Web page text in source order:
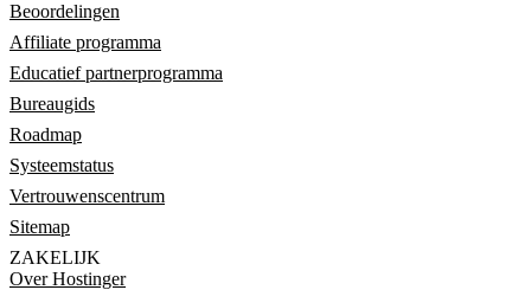
Beoordelingen
Affiliate programma
Educatief partnerprogramma
Bureaugids
Roadmap
Systeemstatus
Vertrouwenscentrum
Sitemap
ZAKELIJK
Over Hostinger